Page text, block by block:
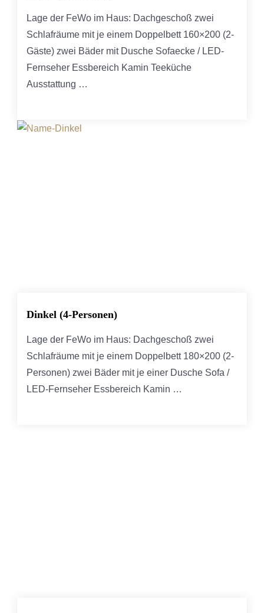
Lage der FeWo im Haus: Dachgeschoß zwei
Schlafräume mit je einem Doppelbett 160×200 (2-
Gäste) zwei Bäder mit Dusche Sofaecke / LED-
Fernseher Essbereich Kamin Teeküche
Ausstattung …
Dinkel (4-Personen)
Lage der FeWo im Haus: Dachgeschoß zwei
Schlafräume mit je einem Doppelbett 180×200 (2-
Personen) zwei Bäder mit je einer Dusche Sofa /
LED-Fernseher Essbereich Kamin …